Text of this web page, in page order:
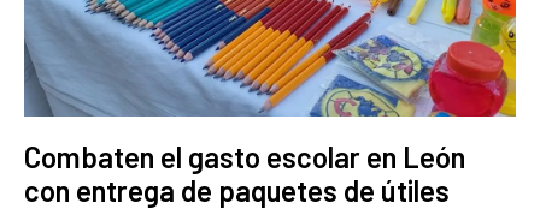
Combaten el gasto escolar en León
con entrega de paquetes de útiles